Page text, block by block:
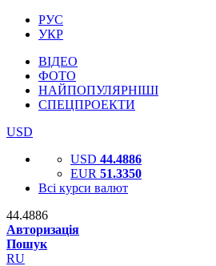
РУС
УКР
ВІДЕО
ФОТО
НАЙПОПУЛЯРНІШІ
СПЕЦПРОЕКТИ
USD
USD 44.4886
EUR 51.3350
Всі курси валют
44.4886
Авторизація
Пошук
RU